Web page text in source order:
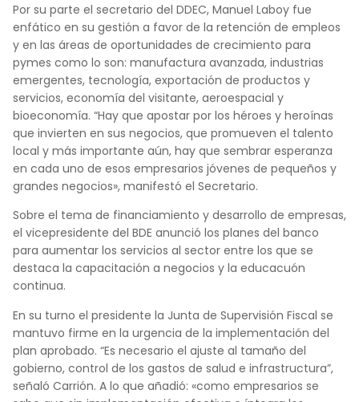
Por su parte el secretario del DDEC, Manuel Laboy fue
enfático en su gestión a favor de la retención de empleos
y en las áreas de oportunidades de crecimiento para
pymes como lo son: manufactura avanzada, industrias
emergentes, tecnología, exportación de productos y
servicios, economía del visitante, aeroespacial y
bioeconomía. “Hay que apostar por los héroes y heroínas
que invierten en sus negocios, que promueven el talento
local y más importante aún, hay que sembrar esperanza
en cada uno de esos empresarios jóvenes de pequeños y
grandes negocios», manifestó el Secretario.
Sobre el tema de financiamiento y desarrollo de empresas,
el vicepresidente del BDE anunció los planes del banco
para aumentar los servicios al sector entre los que se
destaca la capacitación a negocios y la educacuón
continua.
En su turno el presidente la Junta de Supervisión Fiscal se
mantuvo firme en la urgencia de la implementación del
plan aprobado. “Es necesario el ajuste al tamaño del
gobierno, control de los gastos de salud e infrastructura”,
señaló Carrión. A lo que añadió: «como empresarios se